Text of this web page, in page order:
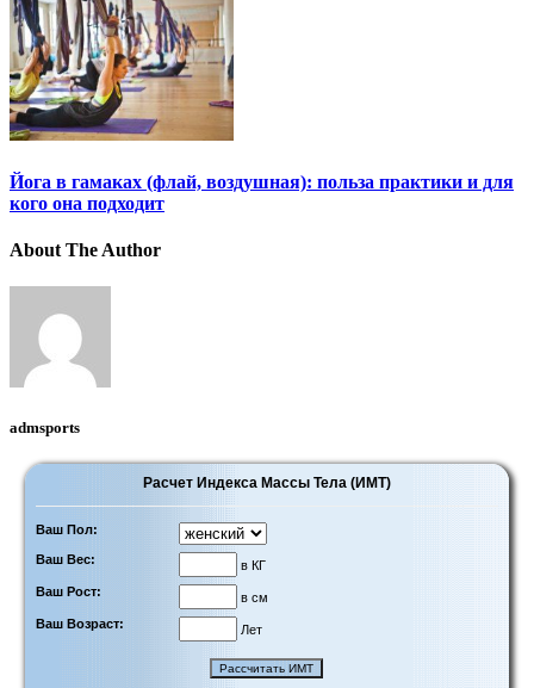
Йога в гамаках (флай, воздушная): польза практики и для
кого она подходит
About The Author
admsports
Расчет Индекса Массы Тела (ИМТ)
Ваш Пол:
Ваш Вес:
в КГ
Ваш Рост:
в см
Ваш Возраст:
Лет